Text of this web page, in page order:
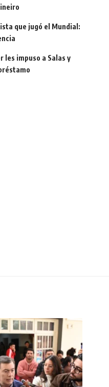
que jugó el Mundial:
les impuso a Salas y